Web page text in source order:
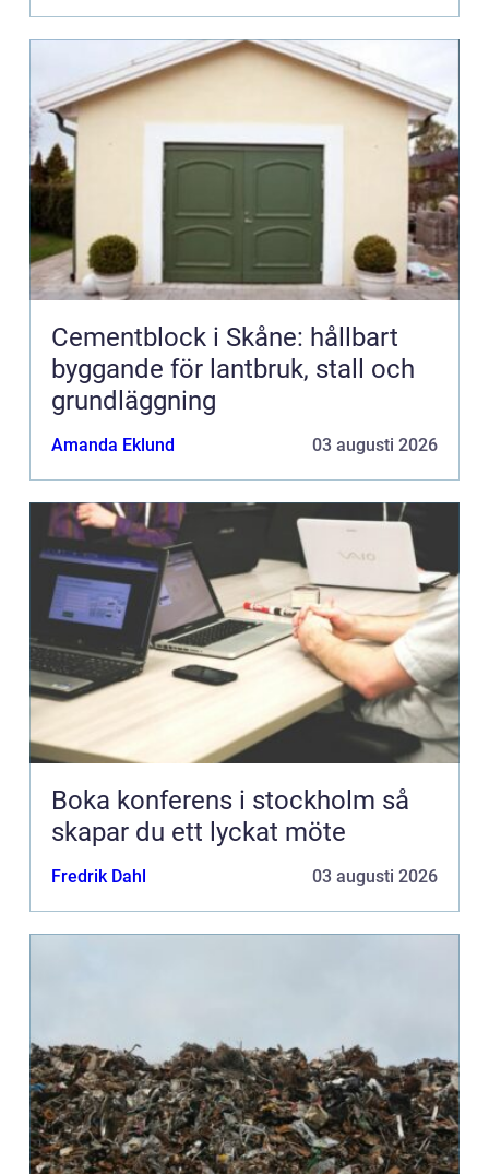
Cementblock i Skåne: hållbart
byggande för lantbruk, stall och
grundläggning
Amanda Eklund 03 augusti 2026
Boka konferens i stockholm så
skapar du ett lyckat möte
Fredrik Dahl 03 augusti 2026